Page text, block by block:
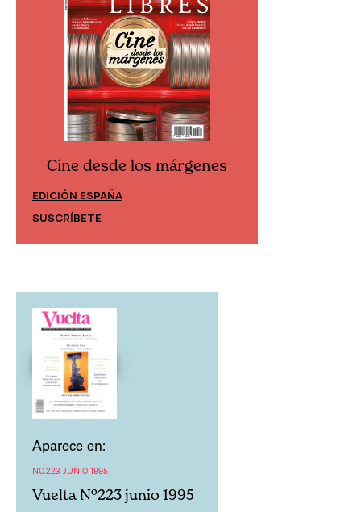
Cine desde los márgenes
EDICIÓN ESPAÑA
SUSCRÍBETE
Aparece en:
NO.223 JUNIO 1995
Vuelta Nº223 junio 1995